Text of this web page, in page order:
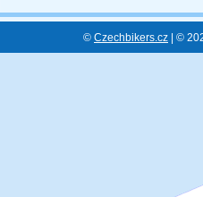
© Czechbikers.cz | ©